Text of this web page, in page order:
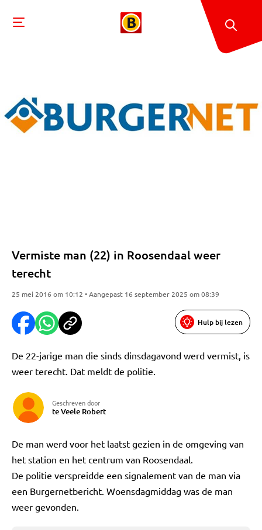
Vermiste man (22) in Roosendaal weer
terecht
25 mei 2016 om 10:12 • Aangepast 16 september 2025 om 08:39
Hulp bij lezen
De 22-jarige man die sinds dinsdagavond werd vermist, is
weer terecht. Dat meldt de politie.
Geschreven door
te Veele Robert
De man werd voor het laatst gezien in de omgeving van
het station en het centrum van Roosendaal.
De politie verspreidde een signalement van de man via
een Burgernetbericht. Woensdagmiddag was de man
weer gevonden.